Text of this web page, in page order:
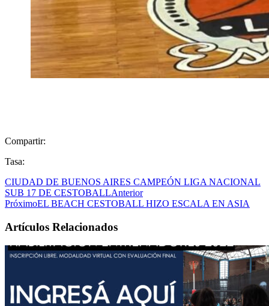
Compartir:
Tasa:
CIUDAD DE BUENOS AIRES CAMPEÓN LIGA NACIONAL
SUB 17 DE CESTOBALLAnterior
PróximoEL BEACH CESTOBALL HIZO ESCALA EN ASIA
Artículos Relacionados